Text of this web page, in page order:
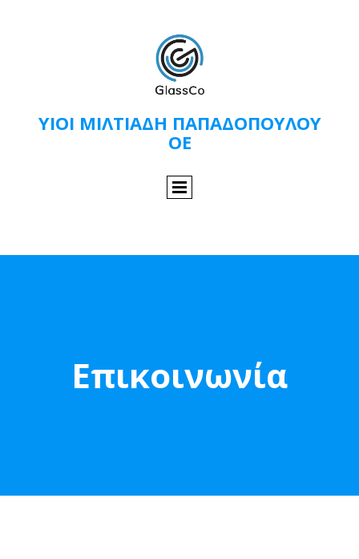
ΥΙΟΙ ΜΙΛΤΙΑΔΗ ΠΑΠΑΔΟΠΟΥΛΟΥ
ΟΕ
Επικοινωνία